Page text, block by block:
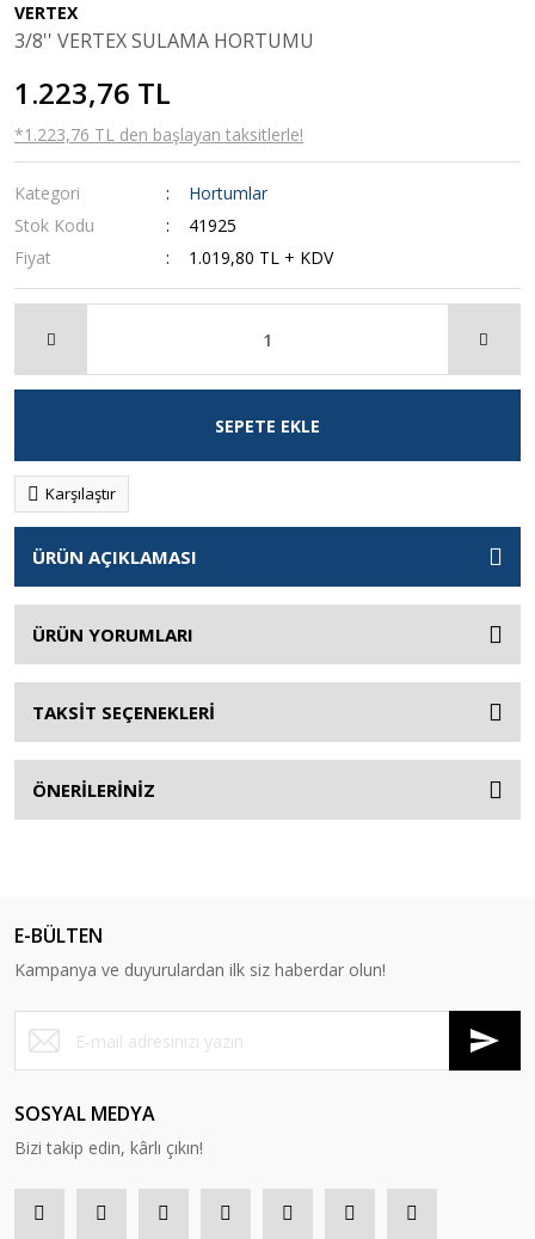
VERTEX
3/8'' VERTEX SULAMA HORTUMU
1.223,76 TL
*1.223,76 TL den başlayan taksitlerle!
Kategori
Hortumlar
Stok Kodu
41925
Fiyat
1.019,80 TL + KDV
SEPETE EKLE
Karşılaştır
ÜRÜN AÇIKLAMASI
ÜRÜN YORUMLARI
TAKSİT SEÇENEKLERİ
ÖNERİLERİNİZ
E-BÜLTEN
Kampanya ve duyurulardan ilk siz haberdar olun!
SOSYAL MEDYA
Bizi takip edin, kârlı çıkın!